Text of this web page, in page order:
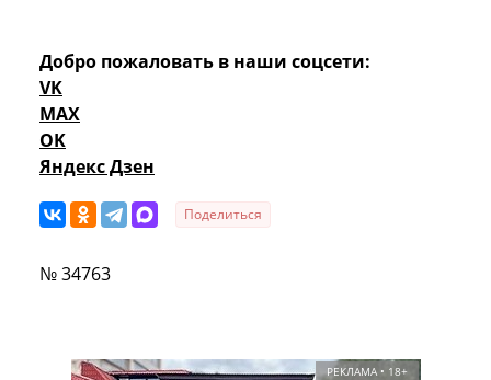
Добро пожаловать в наши соцсети:
VK
MAX
OK
Яндекс Дзен
Поделиться
№ 34763
РЕКЛАМА • 18+